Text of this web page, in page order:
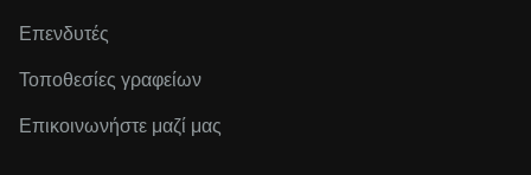
Επενδυτές
Τοποθεσίες γραφείων
Επικοινωνήστε μαζί μας